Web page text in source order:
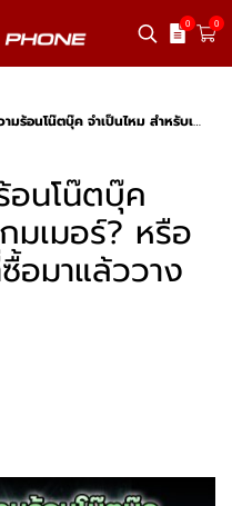
0 0
ป็นไหม สำหรับเกมเมอร์? หรือเป็นแค่ Gadget ที่ซื้อมาแล้ววางเฉย ๆ
อนโน๊ตบุ๊ค
มเมอร์? หรือ
อมาแล้ววาง